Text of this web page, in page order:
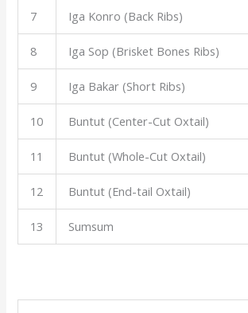
7 Iga Konro (Back Ribs)
8 Iga Sop (Brisket Bones Ribs)
9 Iga Bakar (Short Ribs)
10 Buntut (Center-Cut Oxtail)
11 Buntut (Whole-Cut Oxtail)
12 Buntut (End-tail Oxtail)
13 Sumsum